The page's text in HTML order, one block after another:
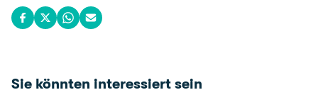
Share on Facebook
Share on X
Share on WhatsApp
Share via email
Sie könnten interessiert sein